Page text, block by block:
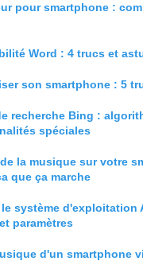
pour smartphone :
Word : 4 trucs et
son smartphone : 5
recherche Bing :
spéciales
la musique sur votre
que ça marche
système d'exploitation
paramètres
d'un smartphone